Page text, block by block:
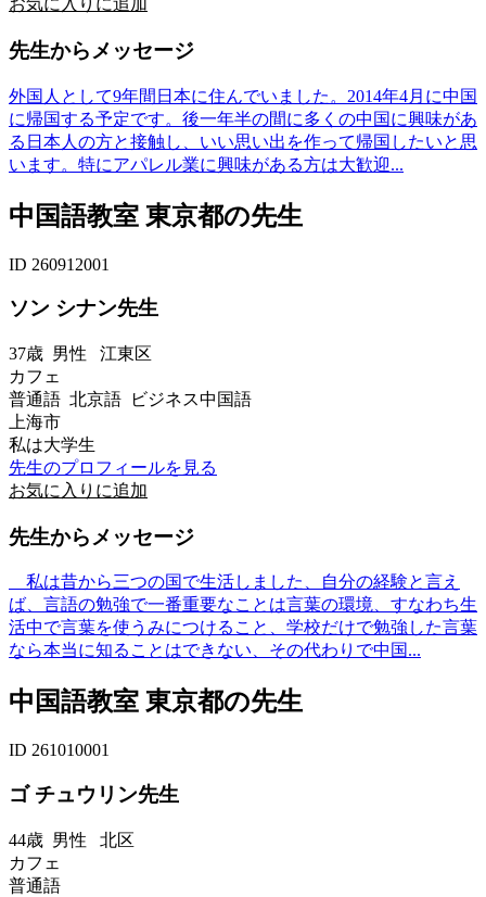
お気に入りに追加
先生からメッセージ
外国人として9年間日本に住んでいました。2014年4月に中国
に帰国する予定です。後一年半の間に多くの中国に興味があ
る日本人の方と接触し、いい思い出を作って帰国したいと思
います。特にアパレル業に興味がある方は大歓迎...
中国語教室 東京都の先生
ID 260912001
ソン シナン先生
37歳 男性 江東区
カフェ
普通語 北京語 ビジネス中国語
上海市
私は大学生
先生のプロフィールを見る
お気に入りに追加
先生からメッセージ
私は昔から三つの国で生活しました、自分の経験と言え
ば、言語の勉強で一番重要なことは言葉の環境、すなわち生
活中で言葉を使うみにつけること、学校だけで勉強した言葉
なら本当に知ることはできない、その代わりで中国...
中国語教室 東京都の先生
ID 261010001
ゴ チュウリン先生
44歳 男性 北区
カフェ
普通語